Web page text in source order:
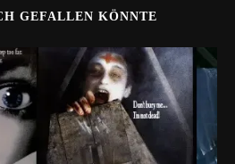
GEFALLEN KÖNNTE